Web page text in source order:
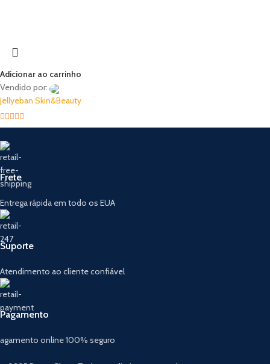
Adicionar ao carrinho
Vendido por:
Jellyeban Skin&Beauty
5out of 5
Frete
Entrega rápida em todo os EUA
Suporte
Atendimento ao cliente confiável
Pagamento
agamento online 100% seguro